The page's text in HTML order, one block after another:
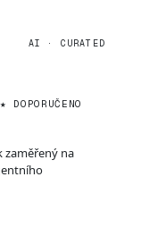
AI · CURATED
★ DOPORUČENO
zaměřený na